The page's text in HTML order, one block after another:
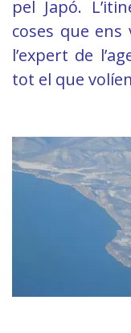
pel Japó.
coses que
l’expert de
tot el que